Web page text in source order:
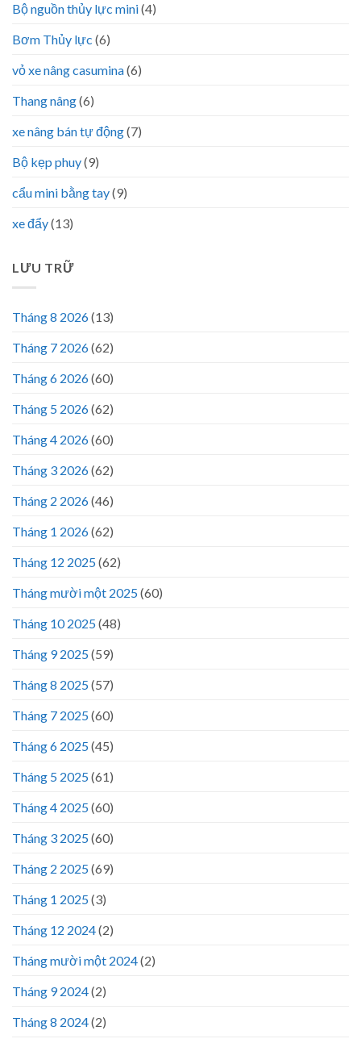
Bộ nguồn thủy lực mini(4)
Bơm Thủy lực (6)
vỏ xe nâng casumina(6)
Thang nâng(6)
xe nâng bán tự động(7)
Bộ kẹp phuy(9)
cẩu mini bằng tay(9)
xe đẩy(13)
LƯU TRỮ
Tháng 8 2026(13)
Tháng 7 2026(62)
Tháng 6 2026(60)
Tháng 5 2026(62)
Tháng 4 2026(60)
Tháng 3 2026(62)
Tháng 2 2026(46)
Tháng 1 2026(62)
Tháng 12 2025(62)
Tháng mười một 2025(60)
Tháng 10 2025(48)
Tháng 9 2025(59)
Tháng 8 2025(57)
Tháng 7 2025(60)
Tháng 6 2025(45)
Tháng 5 2025(61)
Tháng 4 2025(60)
Tháng 3 2025(60)
Tháng 2 2025(69)
Tháng 1 2025(3)
Tháng 12 2024(2)
Tháng mười một 2024(2)
Tháng 9 2024(2)
Tháng 8 2024(2)